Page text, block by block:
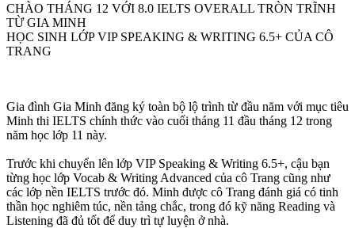
CHÀO THÁNG 12 VỚI 8.0 IELTS OVERALL TRÒN TRĨNH
TỪ GIA MINH
HỌC SINH LỚP VIP SPEAKING & WRITING 6.5+ CỦA CÔ
TRANG
Gia đình Gia Minh đăng ký toàn bộ lộ trình từ đầu năm với mục tiêu
Minh thi IELTS chính thức vào cuối tháng 11 đầu tháng 12 trong
năm học lớp 11 này.
Trước khi chuyển lên lớp VIP Speaking & Writing 6.5+, cậu bạn
từng học lớp Vocab & Writing Advanced của cô Trang cũng như
các lớp nền IELTS trước đó. Minh được cô Trang đánh giá có tinh
thần học nghiêm túc, nền tảng chắc, trong đó kỹ năng Reading và
Listening đã đủ tốt để duy trì tự luyện ở nhà.